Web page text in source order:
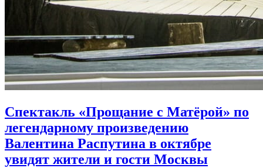
Спектакль «Прощание с Матёрой» по
легендарному произведению
Валентина Распутина в октябре
увидят жители и гости Москвы